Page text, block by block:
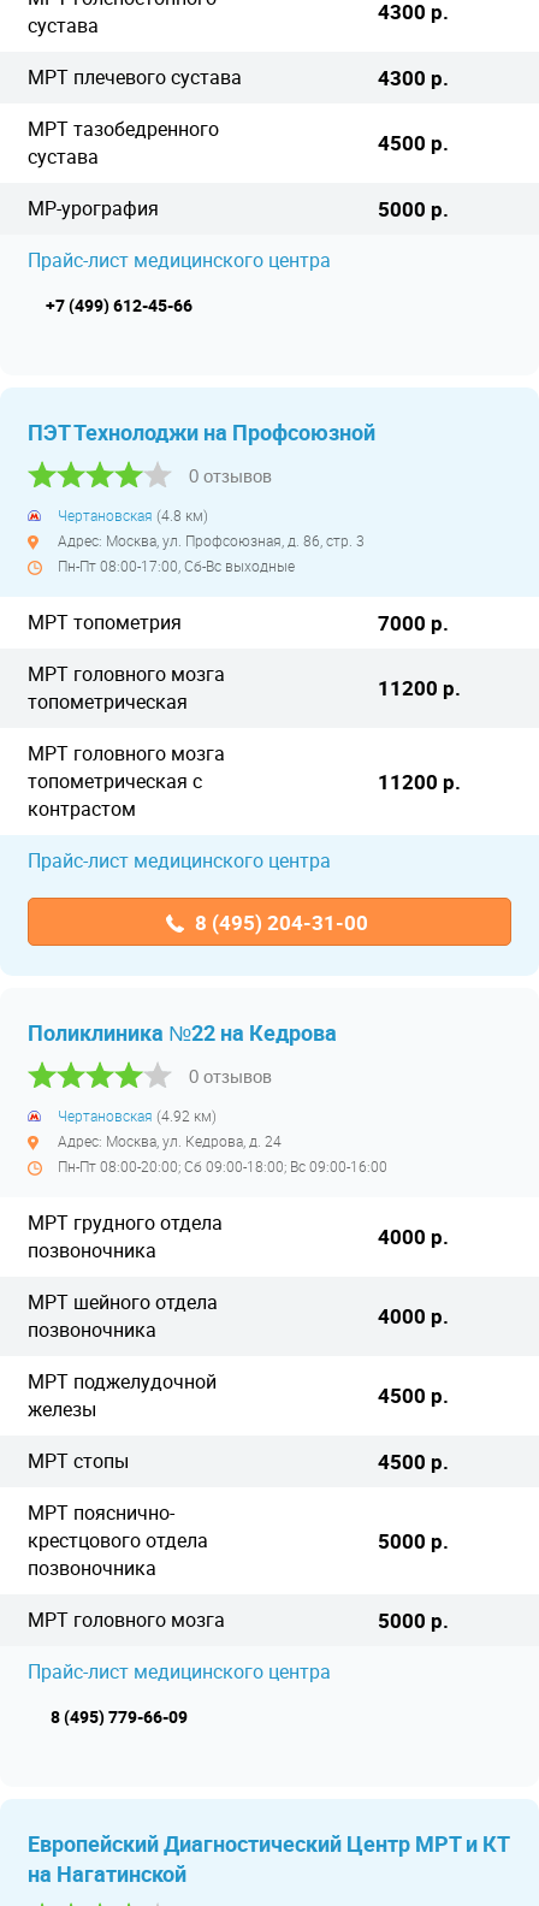
сустава
4300 р.
МРТ плечевого сустава 4300 р.
МРТ тазобедренного
сустава
4500 р.
МР-урография 5000 р.
Прайс-лист медицинского центра
+7 (499) 612-45-66
ПЭТ Технолоджи на Профсоюзной
0 отзывов
Чертановская (4.8 км)
Адрес: Москва, ул. Профсоюзная, д. 86, стр. 3
Пн-Пт 08:00-17:00, Сб-Вс выходные
МРТ топометрия 7000 р.
МРТ головного мозга
топометрическая
11200 р.
МРТ головного мозга
топометрическая с
контрастом
11200 р.
Прайс-лист медицинского центра
8 (495) 204-31-00
Поликлиника №22 на Кедрова
0 отзывов
Чертановская (4.92 км)
Адрес: Москва, ул. Кедрова, д. 24
Пн-Пт 08:00-20:00; Сб 09:00-18:00; Вс 09:00-16:00
МРТ грудного отдела
позвоночника
4000 р.
МРТ шейного отдела
позвоночника
4000 р.
МРТ поджелудочной
железы
4500 р.
МРТ стопы 4500 р.
МРТ пояснично-
крестцового отдела
позвоночника
5000 р.
МРТ головного мозга 5000 р.
Прайс-лист медицинского центра
8 (495) 779-66-09
Европейский Диагностический Центр МРТ и КТ
на Нагатинской